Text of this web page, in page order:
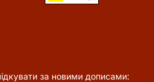
за новими дописами: